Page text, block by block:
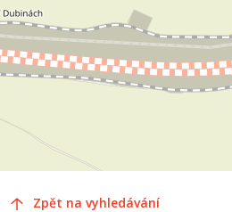
Zpět na vyhledávání